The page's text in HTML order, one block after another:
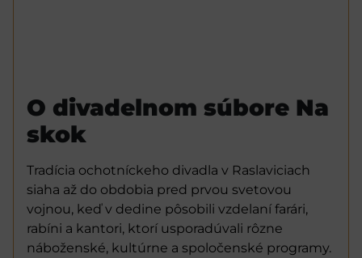
O divadelnom súbore Na
skok
Tradícia ochotníckeho divadla v Raslaviciach
siaha až do obdobia pred prvou svetovou
vojnou, keď v dedine pôsobili vzdelaní farári,
rabíni a kantori, ktorí usporadúvali rôzne
náboženské, kultúrne a spoločenské programy.